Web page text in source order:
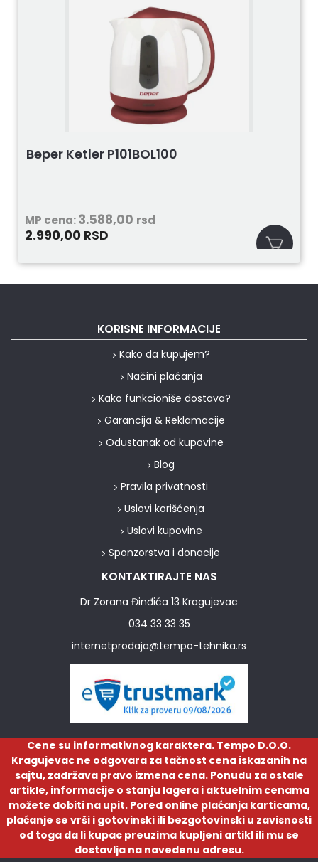
Beper Ketler P101BOL100
MP cena:3.588,00 rsd
2.990,00 RSD
KORISNE INFORMACIJE
Kako da kupujem?
Načini plaćanja
Kako funkcioniše dostava?
Garancija & Reklamacije
Odustanak od kupovine
Blog
Pravila privatnosti
Uslovi korišćenja
Uslovi kupovine
Sponzorstva i donacije
KONTAKTIRAJTE NAS
Dr Zorana Đinđića 13 Kragujevac
034 33 33 35
internetprodaja@tempo-tehnika.rs
Cene su informativnog karaktera. Tempo D.O.O.
Kragujevac ne odgovara za tačnost cena iskazanih na
sajtu, zadržava pravo izmena cena. Ponudu za ostale
artikle, informacije o stanju lagera i aktuelnim cenama
možete dobiti na upit. Pored online plaćanja karticama,
plaćanje se vrši i gotovinski ili bezgotovinski u zavisnosti
od toga da li kupac preuzima kupljeni artikl ili mu se
dostavlja na navedenu adresu.